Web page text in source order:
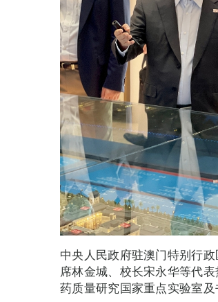
中央人民政府驻澳门特别行
席林金城、校长宋永华等代
药质量研究国家重点实验室